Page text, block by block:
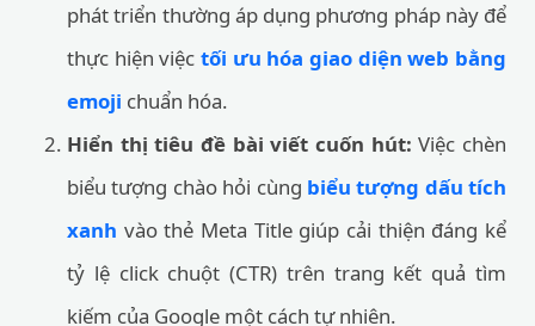
phát triển thường áp dụng phương pháp này để
thực hiện việc tối ưu hóa giao diện web bằng
emoji chuẩn hóa.
Hiển thị tiêu đề bài viết cuốn hút: Việc chèn
biểu tượng chào hỏi cùng biểu tượng dấu tích
xanh vào thẻ Meta Title giúp cải thiện đáng kể
tỷ lệ click chuột (CTR) trên trang kết quả tìm
kiếm của Google một cách tự nhiên.